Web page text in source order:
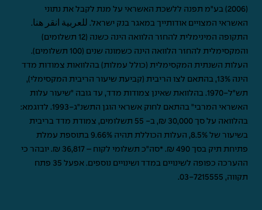
(2006) בע"מ תפנה ללשכת האשראי על מנת לקבל את נתוני
האשראי המצויים אודותייך במאגר בנק ישראל. للعربية انقر هنا.
התקופה המינימלית להחזר הלוואה הינה כשנה (12 תשלומים)
והמקסימלית להחזר הלוואה הינה כשמונה שנים (100 תשלומים).
העלות השנתית המקסימלית (כולל עמלות) בהלוואות צמודות מדד
הינה 13%, בהתאם לצו הריבית (קביעת שיעור הריבית המקסימלי),
תש"ל-1970. בהלוואת שאינן צמודות מדד, עד גובה "שיעור עלות
האשראי המרבי" בהתאם לחוק אשראי הוגן התשנ"ג-1993. לדוגמא:
בהלוואה על סך 30,000 ₪, ב- 55 תשלומים, צמודת מדד בריבית
בשיעור של 8.5%, העלות הכוללת תהיה 9.66% בתוספת עמלת
פתיחת תיק בסך 490 ₪. *סה"כ תשלומי לקוח – 36,817 ₪. יובהר כי
ההערכה כפופה לשינויים במדד ושינויים נוספים. אפעל 35 פתח
תקווה, 03-7215555
.